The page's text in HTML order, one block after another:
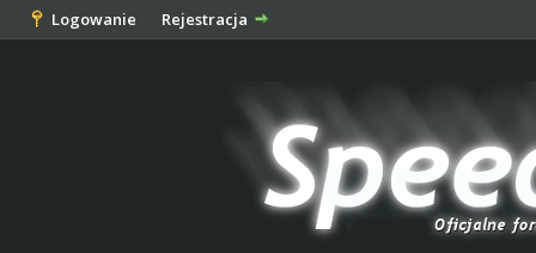
Logowanie Rejestracja